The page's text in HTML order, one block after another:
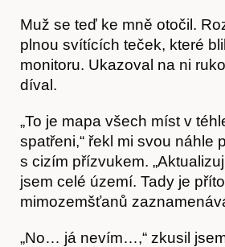
Muž se teď ke mně otočil.
plnou svítících teček, které
monitoru. Ukazoval na ni
díval.
„To je mapa všech míst v
spatřeni,“ řekl mi svou náhle
s cizím přízvukem.
jsem celé území. Tady je
mimozem­šťanů
„No… já nevím…,“ zkusil